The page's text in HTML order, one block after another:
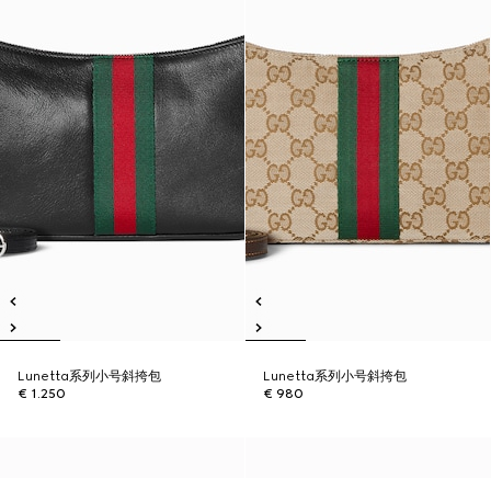
Lunetta系列小号斜挎包
€ 1.250
Lunetta系列小号斜挎包
€ 980